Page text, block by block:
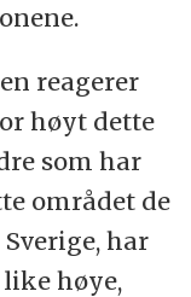
reagerer
høyt dette
som har
området de
har
høye,